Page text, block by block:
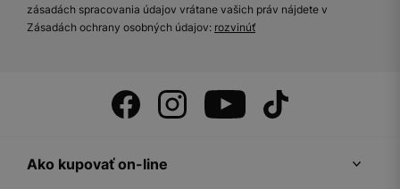
zásadách spracovania údajov vrátane vašich práv nájdete v
Zásadách ochrany osobných údajov: rozvinúť
Ako kupovať on-line